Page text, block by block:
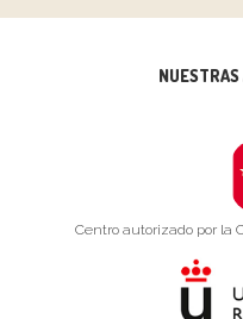
Centro autorizado por la